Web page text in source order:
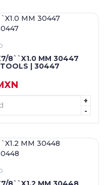
8``X1.0 MM 30447
TOOLS | 30447
+
-